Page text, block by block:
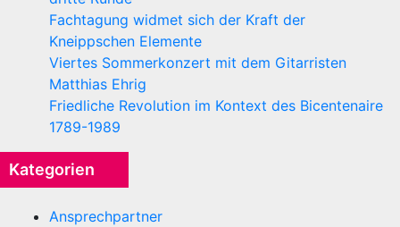
Fachtagung widmet sich der Kraft der
Kneippschen Elemente
Viertes Sommerkonzert mit dem Gitarristen
Matthias Ehrig
Friedliche Revolution im Kontext des Bicentenaire
1789-1989
Kategorien
Ansprechpartner